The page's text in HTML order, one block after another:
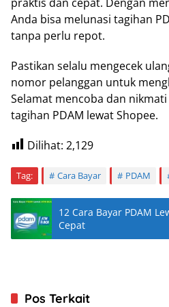
Anda bisa melunasi tagihan
tanpa perlu repot.
Pastikan selalu mengecek
nomor pelanggan untuk
Selamat mencoba dan
tagihan PDAM lewat Shopee.
Dilihat: 2,129
Tag: Cara Bayar PDAM
12 Cara Bayar PDAM
Cepat
Pos Terkait